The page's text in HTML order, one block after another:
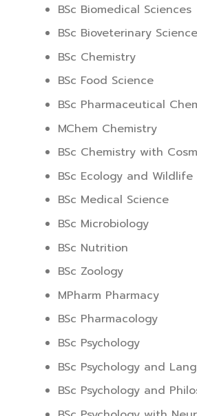
BSc Biomedical Sciences
BSc Bioveterinary
BSc Chemistry
BSc Food Science
BSc Pharmaceutical
MChem Chemistry
BSc Chemistry with
BSc Ecology and
BSc Medical Science
BSc Microbiology
BSc Nutrition
BSc Zoology
MPharm Pharmacy
BSc Pharmacology
BSc Psychology
BSc Psychology and
BSc Psychology and